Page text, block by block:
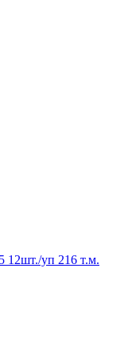
уп 216 т.м.